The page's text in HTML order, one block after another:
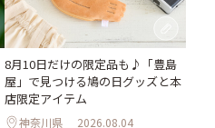
8月10日だけの限定品も♪「豊島
屋」で見つける鳩の日グッズと本
店限定アイテム
神奈川県 2026.08.04